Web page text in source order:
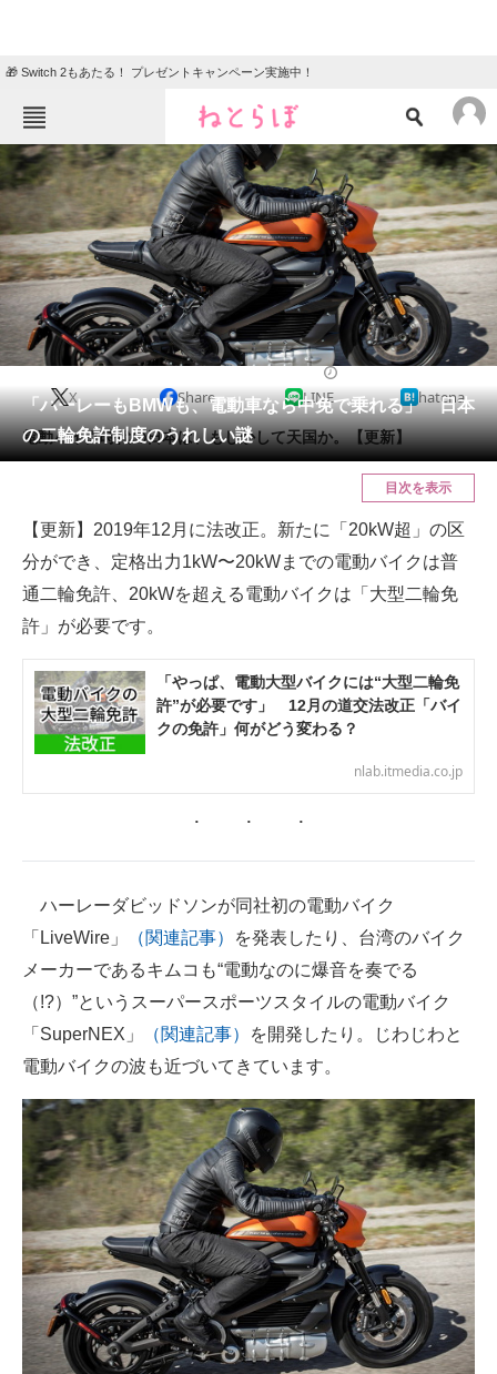
🎁 Switch 2もあたる！ プレゼントキャンペーン実施中！
ねとらぼメニュー
TOP ニュース
エンタメ クイズ
グルメ 地域
住まい 教育・育児
動物 リサーチ
会員記事
メディア
スマホと通信の最新トレンド
進化するPCとデバイスの未来
好きが集まる 比べて選べる
ビジネスと働き方のヒント
マーケ×ITの今がよく分かる
ITエンジニア向け専門サイト
IT製品の技術・比較・事例
製造業のIT導入・活用を支援
モノづくり技術者専門サイト
エレクトロニクス専門サイト
電子設計の基本と応用
エネルギーの専門メディア
建設×テクノロジーの最前線
「ハーレーもBMWも、電動車なら中免で乗れる」 日本
の二輪免許制度のうれしい謎
X Share LINE hatena
電動バイク時代の日本は、もしかして天国か。【更新】
目次を表示
【更新】2019年12月に法改正。新たに「20kW超」の区
分ができ、定格出力1kW〜20kWまでの電動バイクは普
通二輪免許、20kWを超える電動バイクは「大型二輪免
許」が必要です。
「やっぱ、電動大型バイクには“大型二輪免
許”が必要です」 12月の道交法改正「バイ
クの免許」何がどう変わる？
nlab.itmedia.co.jp
ハーレーダビッドソンが同社初の電動バイク
「LiveWire」
（関連記事）
を発表したり、台湾のバイク
メーカーであるキムコも“電動なのに爆音を奏でる
（!?）”というスーパースポーツスタイルの電動バイク
「SuperNEX」
（関連記事）
を開発したり。じわじわと
電動バイクの波も近づいてきています。